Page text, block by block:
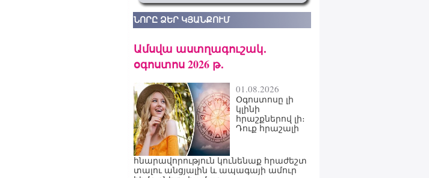
ՆՈՐԸ ՁԵՐ ԿՅԱՆՔՈՒՄ
Ամսվա աստղագուշակ․
օգոստոս 2026 թ․
01.08.2026
Օգոստոսը լի
կլինի
հրաշքներով լի։
Դուք հրաշալի
հնարավորություն կունենաք հրաժեշտ
տալու անցյալին և ապագայի ամուր